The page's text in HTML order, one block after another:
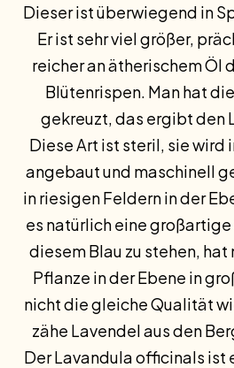
Dieser ist überwiegend in
Er ist sehr viel größer,
reicher an ätherischem Öl
Blütenrispen. Man hat
gekreuzt, das ergibt den
Diese Art ist steril, sie wird
angebaut und maschinell
in riesigen Feldern in der
es natürlich eine
diesem Blau zu stehen,
Pflanze in der Ebene in
nicht die gleiche Qualität
zähe Lavendel aus den
Der Lavandula officinals ist